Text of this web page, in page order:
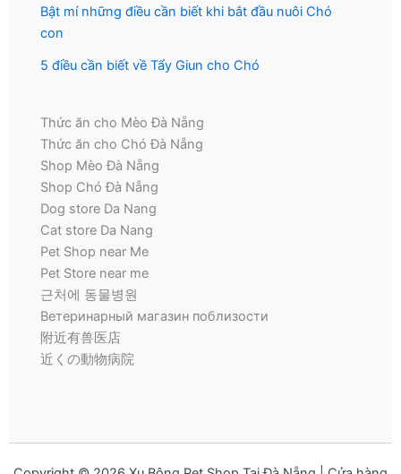
Bật mí những điều cần biết khi bắt đầu nuôi Chó
con
5 điều cần biết về Tẩy Giun cho Chó
Thức ăn cho Mèo Đà Nẵng
Thức ăn cho Chó Đà Nẵng
Shop Mèo Đà Nẵng
Shop Chó Đà Nẵng
Dog store Da Nang
Cat store Da Nang
Pet Shop near Me
Pet Store near me
근처에 동물병원
Ветеринарный магазин поблизости
附近有兽医店
近くの動物病院